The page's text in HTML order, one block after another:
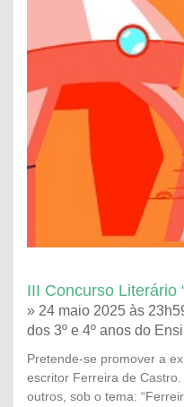
III Concurso Literário
» 24 maio 2025 às
dos 3º e 4º anos do
Pretende-se promover a
escritor Ferreira de
outros, sob o tema: